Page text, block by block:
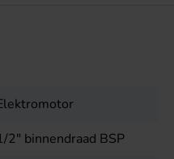
2" binnendraad BSP